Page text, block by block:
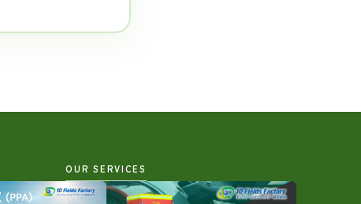
OUR SERVICES